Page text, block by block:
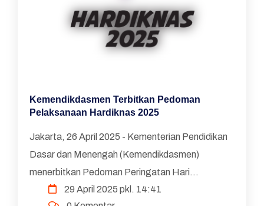
Kemendikdasmen Terbitkan Pedoman
Pelaksanaan Hardiknas 2025
Jakarta, 26 April 2025 - Kementerian Pendidikan
Dasar dan Menengah (Kemendikdasmen)
menerbitkan Pedoman Peringatan Hari
Pendidikan Nasional (Hardiknas) tahun 2025.
29 April 2025 pkl. 14:41